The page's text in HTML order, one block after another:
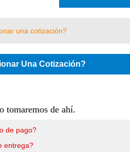
una cotización?
Una Cotización?
tomaremos de ahí.
de pago?
entrega?